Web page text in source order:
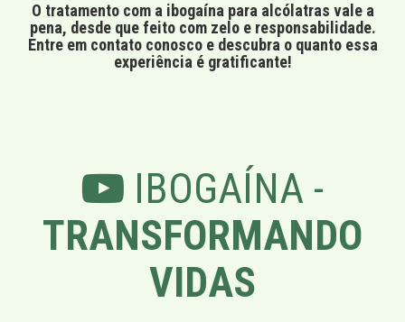
O tratamento com a ibogaína para alcólatras vale a
pena, desde que feito com zelo e responsabilidade.
Entre em contato conosco e descubra o quanto essa
experiência é gratificante!
IBOGAÍNA -
TRANSFORMANDO
VIDAS